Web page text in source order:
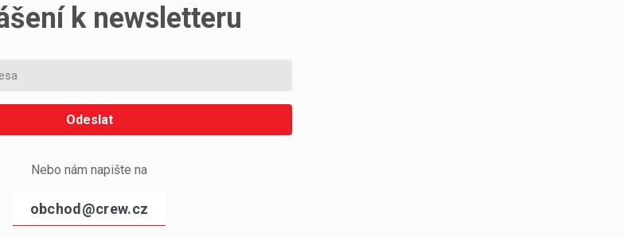
k newsletteru
Odeslat
Nebo nám napište na
obchod@crew.cz